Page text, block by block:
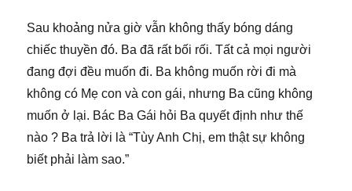
Sau khoảng nửa giờ vẫn không thấy bóng dáng
chiếc thuyền đó. Ba đã rất bối rối. Tất cả mọi người
đang đợi đều muốn đi. Ba không muốn rời đi mà
không có Mẹ con và con gái, nhưng Ba cũng không
muốn ở lại. Bác Ba Gái hỏi Ba quyết định như thế
nào ? Ba trả lời là “Tùy Anh Chị, em thật sự không
biết phải làm sao.”